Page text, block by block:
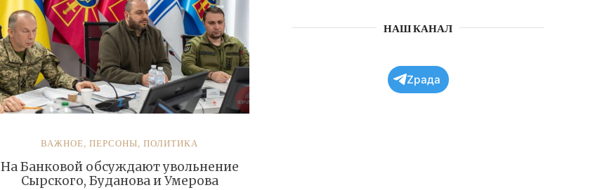
ВАЖНОЕ, ПЕРСОНЫ, ПОЛИТИКА
На Банковой обсуждают увольнение
Сырского, Буданова и Умерова
НАШ КАНАЛ
Zрада